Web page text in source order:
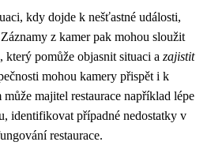
kdy dojde k nešťastné události,
z kamer pak mohou sloužit
, který pomůže objasnit situaci a zajistit
mohou kamery přispět i k
majitel restaurace například lépe
identifikovat případné nedostatky v
restaurace.